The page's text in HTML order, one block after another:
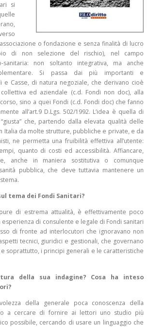
si
o fondazione e senza finalità di lucro
di non selezione del rischio), nel campo
sanitaria: non soltanto integrativa, ma anche
Si passa dai più importanti e
e Casse, di natura negoziale, che derivano cioè
ed aziendale (c.d. Fondi non doc), alla
sino a quei Fondi (c.d. Fondi doc) che fanno
all’art.9 D.Lgs. 502/1992. L’idea è quella di
che, partendo dalla elevata qualità delle
Italia da molte strutture, pubbliche e private, e da
ne permetta una fruibilità effettiva all’utente:
quanto di costi ed accessibilità. Affiancare,
anche in maniera sostitutiva o comunque
pubblica, che deve tuttavia mantenere un
tema dei Fondi Sanitari?
di estrema attualità, è effettivamente poco
esperienza di consulente e legale di Fondi sanitari
di fronte ad interlocutori che ignoravano non
tecnici, giuridici e gestionali, che governano
soprattutto, i principi generali e le caratteristiche
della sua indagine? Cosa ha inteso
della generale poca conoscenza della
a cercare di fornire ai lettori uno studio più
possibile, cercando di usare un linguaggio che